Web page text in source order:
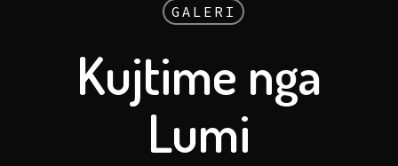
GALERI
Kujtime nga
Lumi